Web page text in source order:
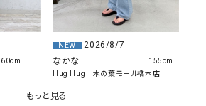
NEW
2026/8/7
なかな
Hug Hug 木の葉モール橋本店
155cm
もっと見る